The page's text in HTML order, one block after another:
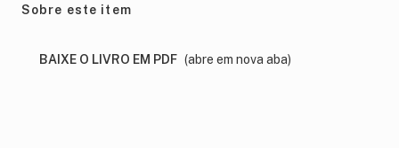
Sobre este item
BAIXE O LIVRO EM PDF (abre em nova aba)